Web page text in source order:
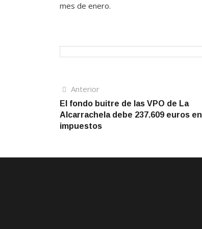
mes de enero.
Navegación
de
entradas
AnteriorArtículo
anterior
El fondo buitre de las VPO de La
Alcarrachela debe 237.609 euros en
impuestos